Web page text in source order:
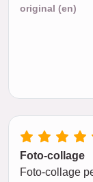
original (en)
Foto-collage
Foto-collage